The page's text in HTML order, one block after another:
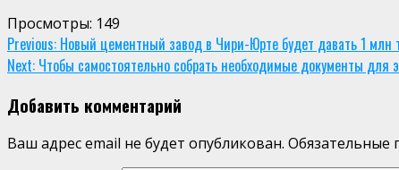
Просмотры: 149
Continue
Reading
Previous: Новый цементный завод в Чири-Юрте будет давать 1 млн
Next: Чтобы самостоятельно собрать необходимые документы для
Добавить комментарий
Ваш адрес email не будет опубликован. Обязательные